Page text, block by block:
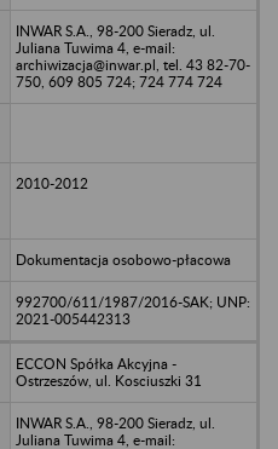
INWAR S.A., 98-200 Sieradz, ul.
Juliana Tuwima 4, e-mail:
archiwizacja@inwar.pl, tel. 43 82-70-
750, 609 805 724; 724 774 724
2010-2012
Dokumentacja osobowo-płacowa
992700/611/1987/2016-SAK; UNP:
2021-005442313
ECCON Spółka Akcyjna -
Ostrzeszów, ul. Kosciuszki 31
INWAR S.A., 98-200 Sieradz, ul.
Juliana Tuwima 4, e-mail: